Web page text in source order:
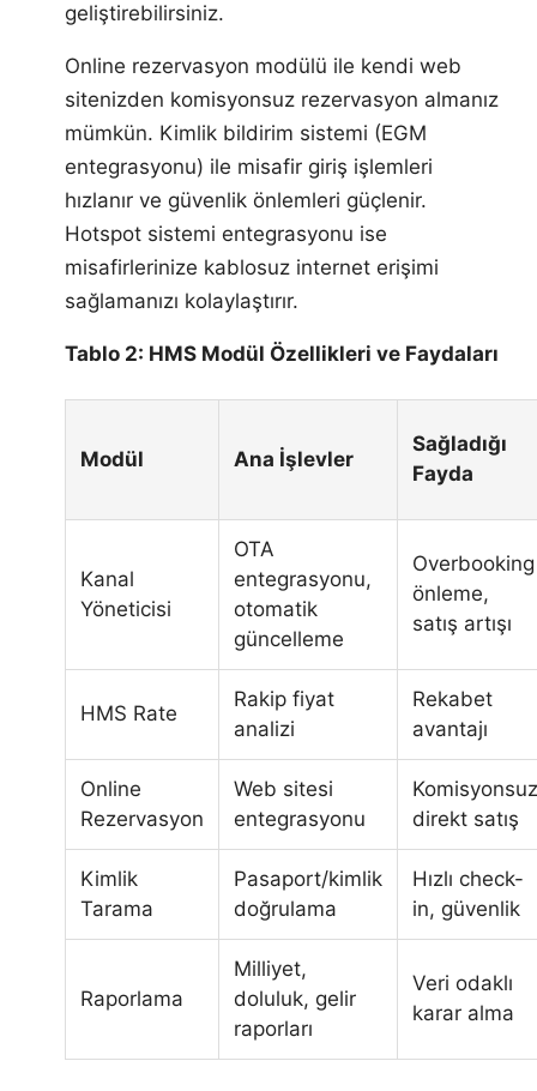
geliştirebilirsiniz.
Online rezervasyon modülü ile kendi web
sitenizden komisyonsuz rezervasyon almanız
mümkün. Kimlik bildirim sistemi (EGM
entegrasyonu) ile misafir giriş işlemleri
hızlanır ve güvenlik önlemleri güçlenir.
Hotspot sistemi entegrasyonu ise
misafirlerinize kablosuz internet erişimi
sağlamanızı kolaylaştırır.
Tablo 2: HMS Modül Özellikleri ve Faydaları
Modül Ana İşlevler
Sağladığı
Fayda
Kanal
Yöneticisi
OTA
entegrasyonu,
otomatik
güncelleme
Overbooking
önleme,
satış artışı
HMS Rate
Rakip fiyat
analizi
Rekabet
avantajı
Online
Rezervasyon
Web sitesi
entegrasyonu
Komisyonsuz
direkt satış
Kimlik
Tarama
Pasaport/kimlik
doğrulama
Hızlı check-
in, güvenlik
Raporlama
Milliyet,
doluluk, gelir
raporları
Veri odaklı
karar alma